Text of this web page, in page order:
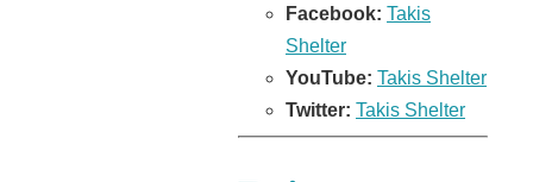
Facebook: Takis
Shelter
YouTube: Takis Shelter
Twitter: Takis Shelter